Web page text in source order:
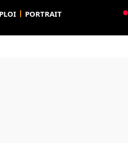
PORTRAIT